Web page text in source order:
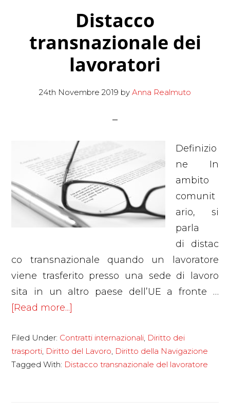
Distacco
transnazionale dei
lavoratori
24th Novembre 2019 by Anna Realmuto
Definizio
ne In
ambito
comunit
ario, si
parla
di distac
co transnazionale quando un lavoratore
viene trasferito presso una sede di lavoro
sita in un altro paese dell’UE a fronte …
[Read more...]
transnazionale
dei
lavoratori
Filed Under: Contratti internazionali, Diritto dei
trasporti, Diritto del Lavoro, Diritto della Navigazione
Tagged With: Distacco transnazionale del lavoratore